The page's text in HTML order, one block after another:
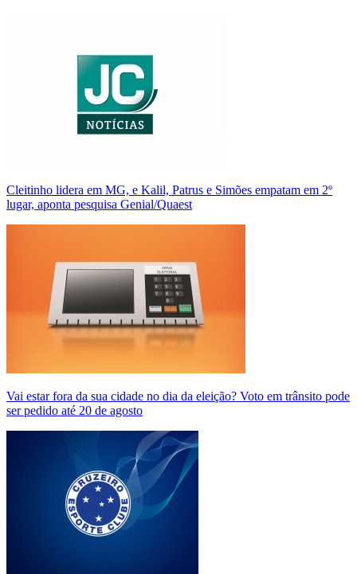
Cleitinho lidera em MG, e Kalil, Patrus e Simões empatam em 2º
lugar, aponta pesquisa Genial/Quaest
Vai estar fora da sua cidade no dia da eleição? Voto em trânsito pode
ser pedido até 20 de agosto